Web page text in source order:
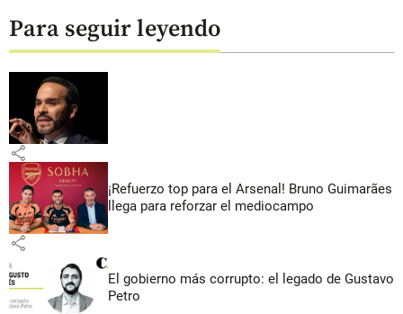
Para seguir leyendo
share
¡Refuerzo top para el Arsenal! Bruno Guimarães
llega para reforzar el mediocampo
share
El gobierno más corrupto: el legado de Gustavo
Petro